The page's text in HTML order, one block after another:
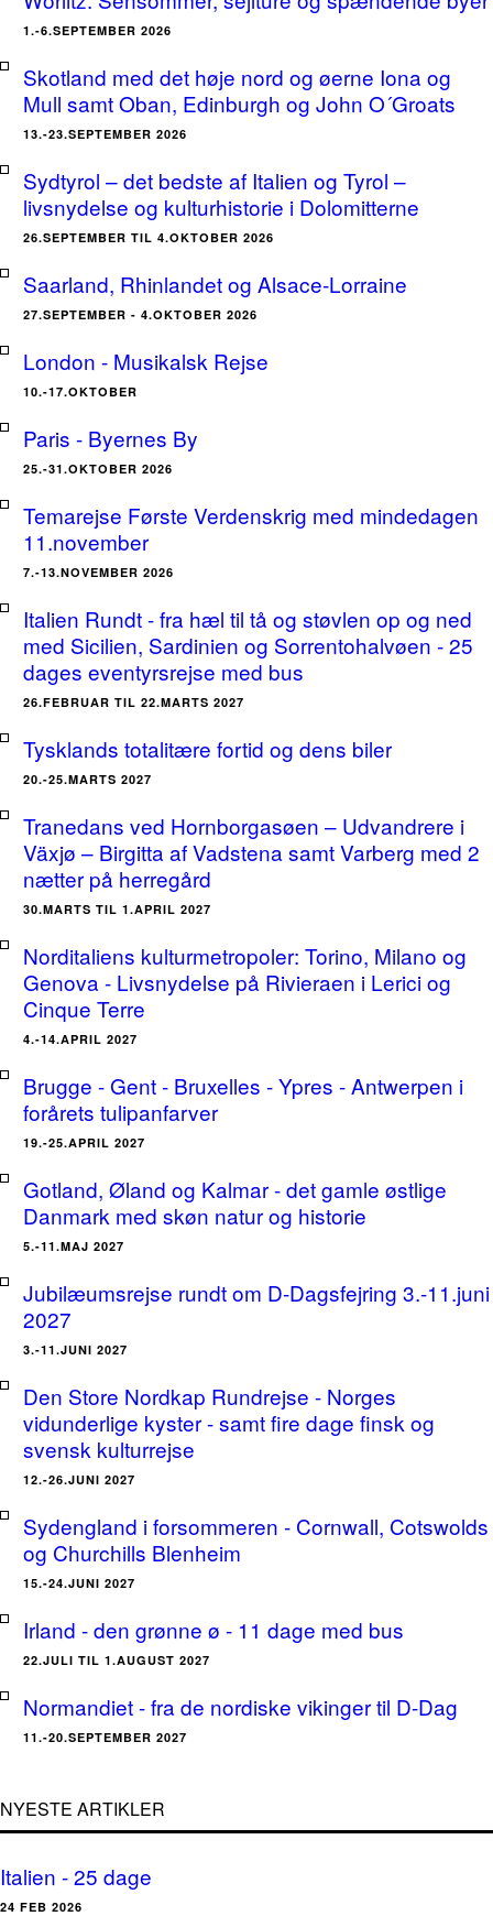
1.-6.SEPTEMBER 2026
Skotland med det høje nord og øerne Iona og
Mull samt Oban, Edinburgh og John O´Groats
13.-23.SEPTEMBER 2026
Sydtyrol – det bedste af Italien og Tyrol –
livsnydelse og kulturhistorie i Dolomitterne
26.SEPTEMBER TIL 4.OKTOBER 2026
Saarland, Rhinlandet og Alsace-Lorraine
27.SEPTEMBER - 4.OKTOBER 2026
London - Musikalsk Rejse
10.-17.OKTOBER
Paris - Byernes By
25.-31.OKTOBER 2026
Temarejse Første Verdenskrig med mindedagen
11.november
7.-13.NOVEMBER 2026
Italien Rundt - fra hæl til tå og støvlen op og ned
med Sicilien, Sardinien og Sorrentohalvøen - 25
dages eventyrsrejse med bus
26.FEBRUAR TIL 22.MARTS 2027
Tysklands totalitære fortid og dens biler
20.-25.MARTS 2027
Tranedans ved Hornborgasøen – Udvandrere i
Växjø – Birgitta af Vadstena samt Varberg med 2
nætter på herregård
30.MARTS TIL 1.APRIL 2027
Norditaliens kulturmetropoler: Torino, Milano og
Genova - Livsnydelse på Rivieraen i Lerici og
Cinque Terre
4.-14.APRIL 2027
Brugge - Gent - Bruxelles - Ypres - Antwerpen i
forårets tulipanfarver
19.-25.APRIL 2027
Gotland, Øland og Kalmar - det gamle østlige
Danmark med skøn natur og historie
5.-11.MAJ 2027
Jubilæumsrejse rundt om D-Dagsfejring 3.-11.juni
2027
3.-11.JUNI 2027
Den Store Nordkap Rundrejse - Norges
vidunderlige kyster - samt fire dage finsk og
svensk kulturrejse
12.-26.JUNI 2027
Sydengland i forsommeren - Cornwall, Cotswolds
og Churchills Blenheim
15.-24.JUNI 2027
Irland - den grønne ø - 11 dage med bus
22.JULI TIL 1.AUGUST 2027
Normandiet - fra de nordiske vikinger til D-Dag
11.-20.SEPTEMBER 2027
NYESTE ARTIKLER
Italien - 25 dage
24 FEB 2026